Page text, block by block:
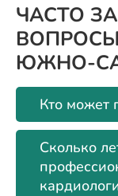
ЧАСТО
ЮЖНО-
Кто может
Сколько